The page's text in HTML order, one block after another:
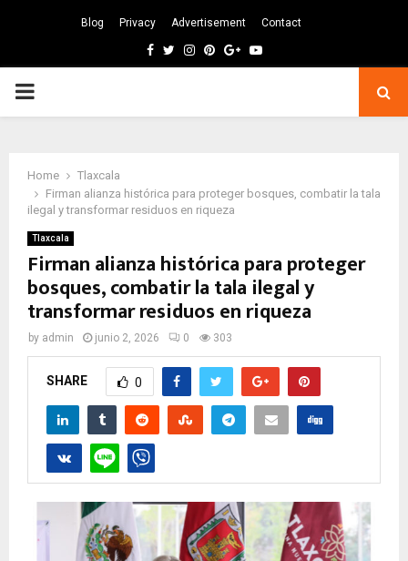
Blog Privacy Advertisement Contact
Facebook
TwitterInstagram
Pinterest
GoogleYoutube
PRIMARY
Home
Tlaxcala
Firman alianza histórica para proteger bosques, combatir la tala
ilegal y transformar residuos en riqueza
Tlaxcala
Firman alianza histórica para proteger
bosques, combatir la tala ilegal y
transformar residuos en riqueza
by admin junio 2, 2026 0 303
SHARE 0